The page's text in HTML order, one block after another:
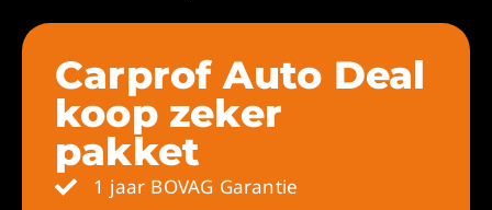
Carprof Auto Deal
koop zeker
pakket
1 jaar BOVAG Garantie